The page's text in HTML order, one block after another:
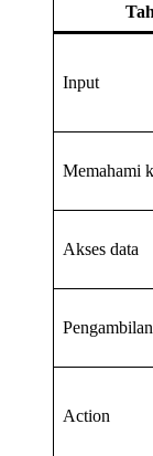
Input
Memahami
Akses data
Action